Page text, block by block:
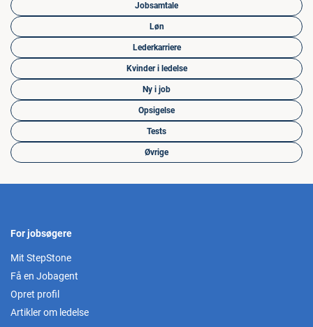
Jobsamtale
Løn
Lederkarriere
Kvinder i ledelse
Ny i job
Opsigelse
Tests
Øvrige
For jobsøgere
Mit StepStone
Få en Jobagent
Opret profil
Artikler om ledelse